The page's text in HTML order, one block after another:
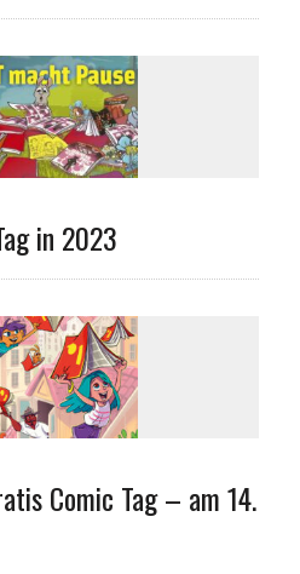
in 2023
Comic Tag – am 14.